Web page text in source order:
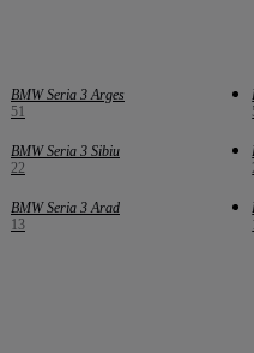
BMW Seria 3 Arges
51
BMW Seria 3 Sibiu
22
BMW Seria 3 Arad
13